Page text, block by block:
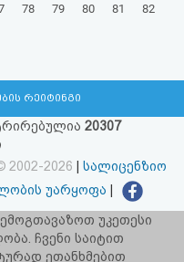
78 79 80 81 82
რეიტინგი
20307
2002-2026
სალიცენზიო
უარყოფა
ვერსია ბმულზე
უკეთესი
ჩვენი საიტით
ეთანხმებით